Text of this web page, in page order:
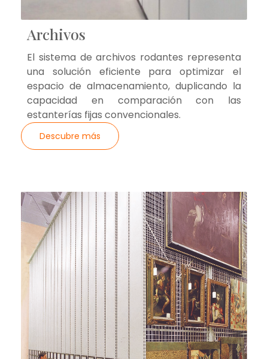
Archivos
El sistema de archivos rodantes representa
una solución eficiente para optimizar el
espacio de almacenamiento, duplicando la
capacidad en comparación con las
estanterías fijas convencionales.
Descubre más